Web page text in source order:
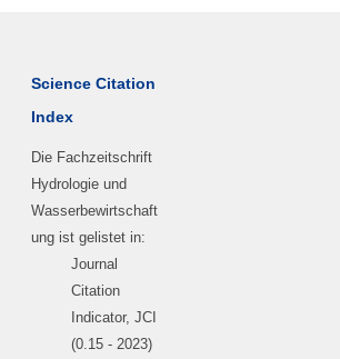
Science Citation
Index
Die Fachzeitschrift
Hydrologie und
Wasserbewirtschaft
ung ist gelistet in:
Journal
Citation
Indicator, JCI
(0.15 - 2023)